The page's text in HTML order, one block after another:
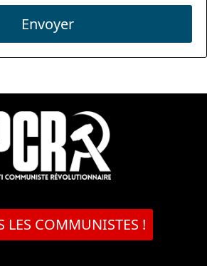
Envoyer
LES COMMUNISTES !